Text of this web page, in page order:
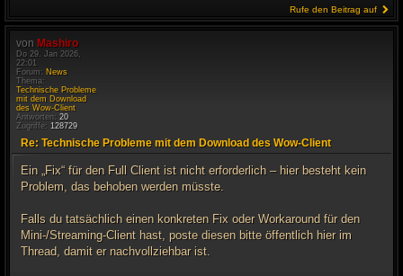
Rufe den Beitrag auf
von Mashiro
Do 29. Jan 2026,
22:01
Forum: News
Thema:
Technische Probleme
mit dem Download
des Wow-Client
Antworten: 20
Zugriffe: 128729
Re: Technische Probleme mit dem Download des Wow-Client
Ein „Fix“ für den Full Client ist nicht erforderlich – hier besteht kein
Problem, das behoben werden müsste.
Falls du tatsächlich einen konkreten Fix oder Workaround für den
Mini-/Streaming-Client hast, poste diesen bitte öffentlich hier im
Thread, damit er nachvollziehbar ist.